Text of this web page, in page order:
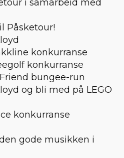
i samarbeid med
Påsketour!
konkurranse
konkurranse
bungee-run
og bli med på LEGO
konkurranse
gode musikken i